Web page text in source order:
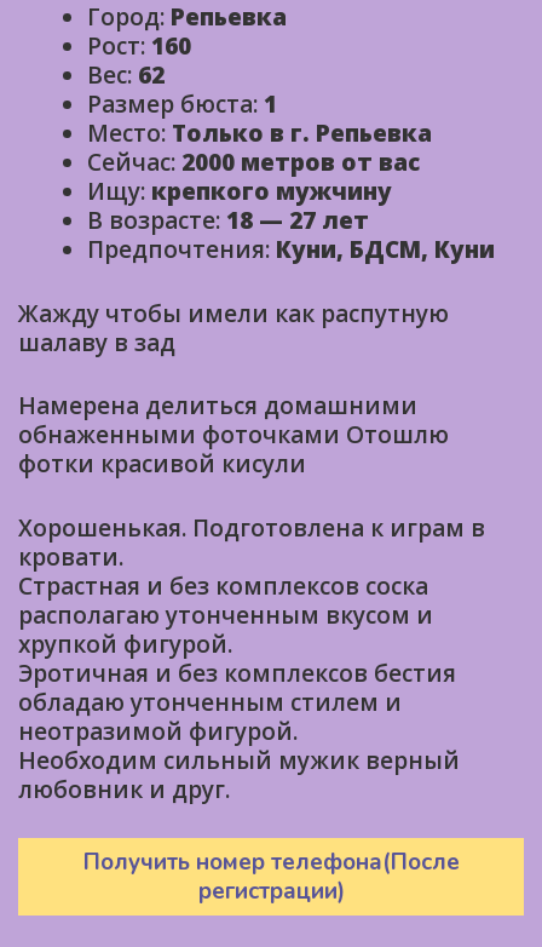
Город: Репьевка
Рост: 160
Вес: 62
Размер бюста: 1
Место: Только в г. Репьевка
Сейчас: 2000 метров от вас
Ищу: крепкого мужчину
В возрасте: 18 — 27 лет
Предпочтения: Куни, БДСМ, Куни
Жажду чтобы имели как распутную
шалаву в зад
Намерена делиться домашними
обнаженными фоточками Отошлю
фотки красивой кисули
Хорошенькая. Подготовлена к играм в
кровати.
Страстная и без комплексов соска
располагаю утонченным вкусом и
хрупкой фигурой.
Эротичная и без комплексов бестия
обладаю утонченным стилем и
неотразимой фигурой.
Необходим сильный мужик верный
любовник и друг.
Получить номер телефона(После
регистрации)